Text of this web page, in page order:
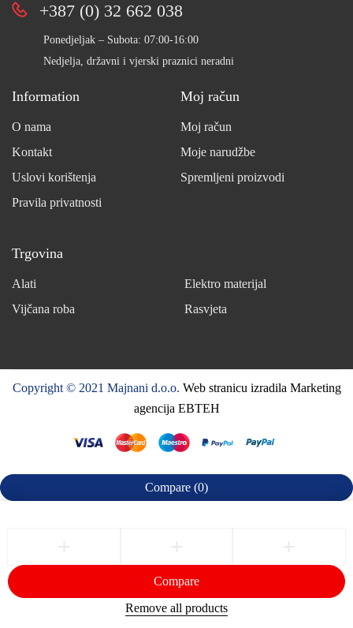
+387 (0) 32 662 038
Ponedjeljak – Subota: 07:00-16:00
Nedjelja, državni i vjerski praznici neradni
Information
O nama
Kontakt
Uslovi korištenja
Pravila privatnosti
Moj račun
Moj račun
Moje narudžbe
Spremljeni proizvodi
Trgovina
Alati
Elektro materijal
Vijčana roba
Rasvjeta
Copyright © 2021 Majnani d.o.o. Web stranicu izradila Marketing
agencija EBTEH
Compare (0)
Compare
Remove all products